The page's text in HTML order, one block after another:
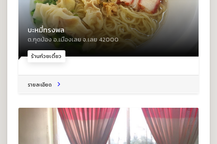
ร้านก๋วยเตี๋ยว
บะหมี่ทรงพล
ต.กุดป่อง อ.เมืองเลย จ.เลย 42000
รายละเอียด